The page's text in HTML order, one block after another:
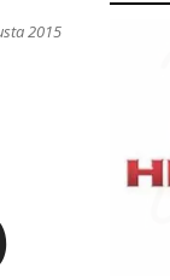
2015